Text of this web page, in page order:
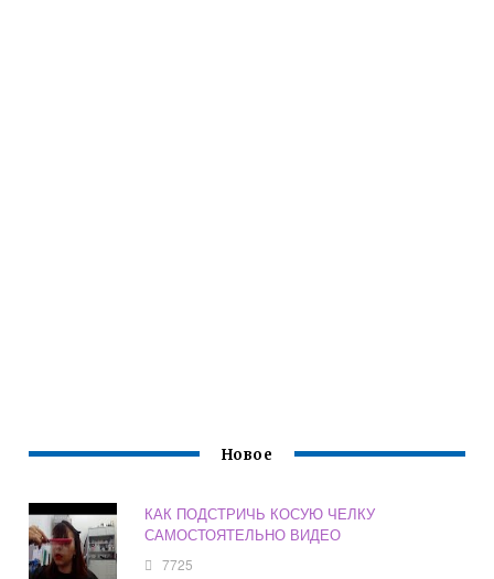
Новое
КАК ПОДСТРИЧЬ КОСУЮ ЧЕЛКУ
САМОСТОЯТЕЛЬНО ВИДЕО
7725